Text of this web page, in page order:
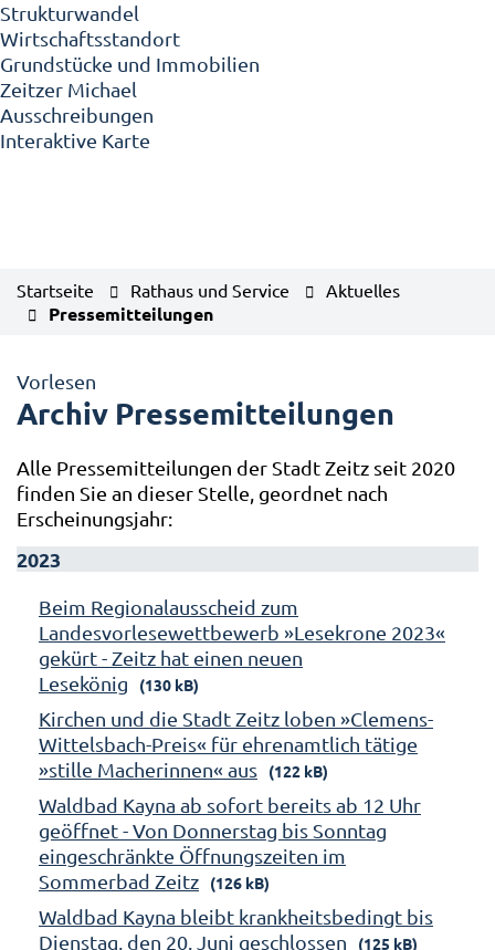
Strukturwandel
Wirtschaftsstandort
Grundstücke und Immobilien
Zeitzer Michael
Ausschreibungen
Interaktive Karte
Startseite Rathaus und Service Aktuelles
Pressemitteilungen
Vorlesen
Archiv Pressemitteilungen
Alle Pressemitteilungen der Stadt Zeitz seit 2020
finden Sie an dieser Stelle, geordnet nach
Erscheinungsjahr:
2023
Beim Regionalausscheid zum
Landesvorlesewettbewerb »Lesekrone 2023«
gekürt - Zeitz hat einen neuen
Lesekönig
(130 kB)
Kirchen und die Stadt Zeitz loben »Clemens-
Wittelsbach-Preis« für ehrenamtlich tätige
»stille Macherinnen« aus
(122 kB)
Waldbad Kayna ab sofort bereits ab 12 Uhr
geöffnet - Von Donnerstag bis Sonntag
eingeschränkte Öffnungszeiten im
Sommerbad Zeitz
(126 kB)
Waldbad Kayna bleibt krankheitsbedingt bis
Dienstag, den 20. Juni geschlossen
(125 kB)